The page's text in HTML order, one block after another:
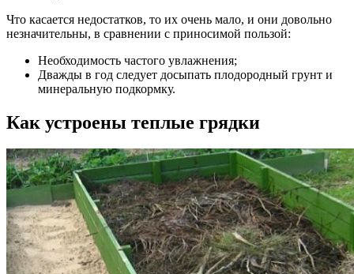
Что касается недостатков, то их очень мало, и они довольно
незначительны, в сравнении с приносимой пользой:
Необходимость частого увлажнения;
Дважды в год следует досыпать плодородный грунт и
минеральную подкормку.
Как устроены теплые грядки